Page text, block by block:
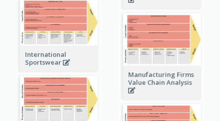
International
Sportswear
Manufacturing Firms
Value Chain Analysis